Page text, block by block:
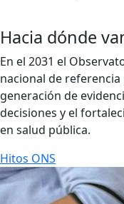
Hacia dónde
En el 2031 el
nacional de
generación de
decisiones y el
en salud pública.
Hitos ONS